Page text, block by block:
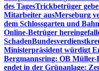
des TagesTrickbetrüger
Mitarbeiter ausMerseburg
dem Schlossgarten und
Online-Betrüger
Schaden
Ministerpräsident würdigt
Bergmannsring: OB Müller-
endet in der Grünanlage: